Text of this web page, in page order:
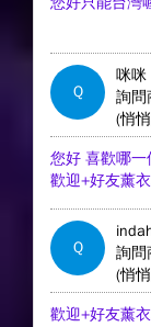
Q
咪咪
詢問
(悄
您好 喜歡哪一
歡迎+好友薰
Q
詢問
(悄
歡迎+好友薰